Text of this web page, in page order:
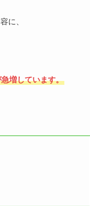
に、
増しています。